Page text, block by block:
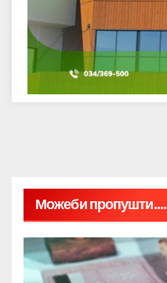
Можеби пропушти....